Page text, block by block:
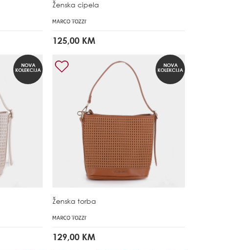
Ženska cipela
125,00 KM
NOVA
KOLEKCIJA
NOVA
KOLEKCIJA
Ženska torba
129,00 KM